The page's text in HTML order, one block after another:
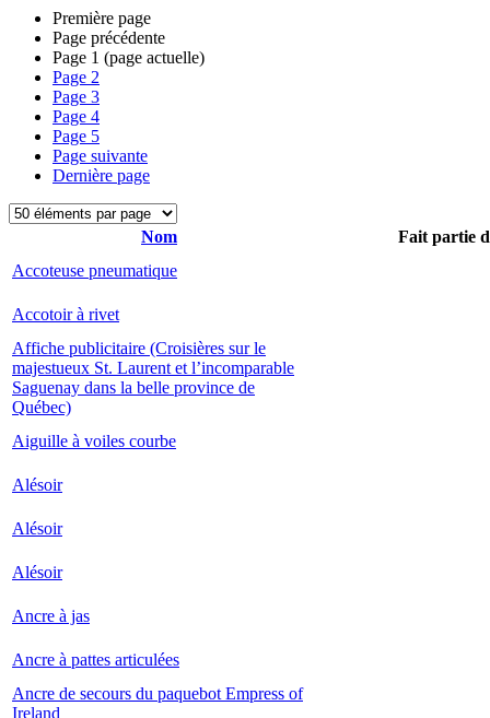
Première page
Page précédente
Page 1 (page actuelle)
Page 2
Page 3
Page 4
Page 5
Page suivante
Dernière page
Nom
Fait partie
Accoteuse pneumatique
Accotoir à rivet
Affiche publicitaire (Croisières sur le
majestueux St. Laurent et l’incomparable
Saguenay dans la belle province de
Québec)
Aiguille à voiles courbe
Alésoir
Alésoir
Alésoir
Ancre à jas
Ancre à pattes articulées
Ancre de secours du paquebot Empress of
Ireland